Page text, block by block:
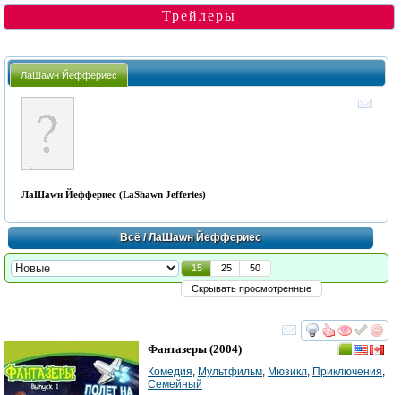
Трейлеры
ЛаШаwн Йеффериес
ЛаШаwн Йеффериес (LaShawn Jefferies)
Всё/ ЛаШаwн Йеффериес
15 25
50
Скрывать просмотренные
смотреть
Фантазеры (2004)
Комедия Мультфильм Мюзикл Приключения
Семейный